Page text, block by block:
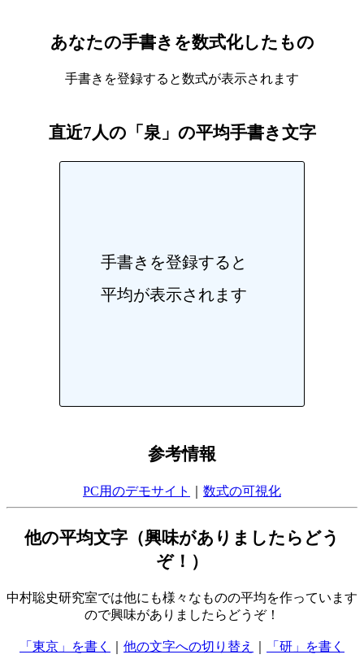
あなたの手書きを数式化したもの
手書きを登録すると数式が表示されます
直近7人の「泉」の平均手書き文字
手書きを登録すると
平均が表示されます
参考情報
PC用のデモサイト 数式の可視化
他の平均文字（興味がありましたらどう
ぞ！）
中村聡史研究室では他にも様々なものの平均を作っています
ので興味がありましたらどうぞ！
「東京」を書く 他の文字への切り替え 「研」を書く